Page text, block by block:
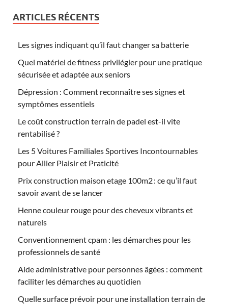
ARTICLES RÉCENTS
Les signes indiquant qu’il faut changer sa batterie
Quel matériel de fitness privilégier pour une pratique
sécurisée et adaptée aux seniors
Dépression : Comment reconnaître ses signes et
symptômes essentiels
Le coût construction terrain de padel est-il vite
rentabilisé ?
Les 5 Voitures Familiales Sportives Incontournables
pour Allier Plaisir et Praticité
Prix construction maison etage 100m2 : ce qu’il faut
savoir avant de se lancer
Henne couleur rouge pour des cheveux vibrants et
naturels
Conventionnement cpam : les démarches pour les
professionnels de santé
Aide administrative pour personnes âgées : comment
faciliter les démarches au quotidien
Quelle surface prévoir pour une installation terrain de